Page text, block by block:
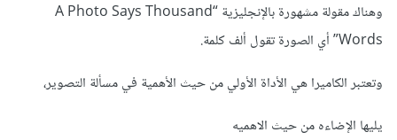
وهناك مقولة مشهورة بالإنجليزية “A Photo Says Thousand
Words” أي الصورة تقول ألف كلمة.
وتعتبر الكاميرا هي الأداة الأولي من حيث الأهمية في مسألة التصوير،
يليها الإضاءه من حيث الاهميه